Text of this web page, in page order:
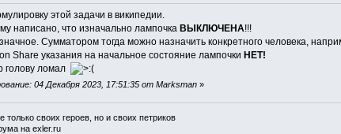
этой задачи в википедии.
написано, что изначально лампочка ВЫКЛЮЧЕНА!!!
Сумматором тогда можно назначить конкретного человека,
Share указания на начальное состояние лампочки НЕТ!
голову ломал
04 Декабря 2023, 17:51:35 от Marksman»
только своих героев, но и своих петриков
на exler.ru